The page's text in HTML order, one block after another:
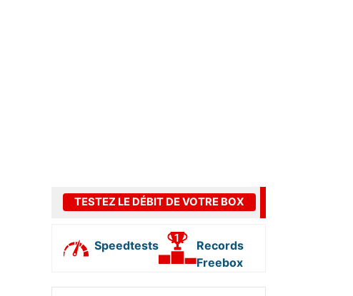
TESTEZ LE DÉBIT DE VOTRE BOX
Speedtests
Records
Freebox